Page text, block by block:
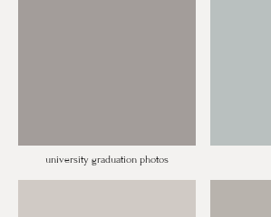
university graduation photos